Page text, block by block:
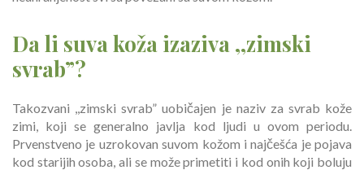
Da li suva koža izaziva ,,zimski
svrab”?
Takozvani ,,zimski svrab” uobičajen je naziv za svrab kože
zimi, koji se generalno javlja kod ljudi u ovom periodu.
Prvenstveno je uzrokovan suvom kožom i najčešća je pojava
kod starijih osoba, ali se može primetiti i kod onih koji boluju